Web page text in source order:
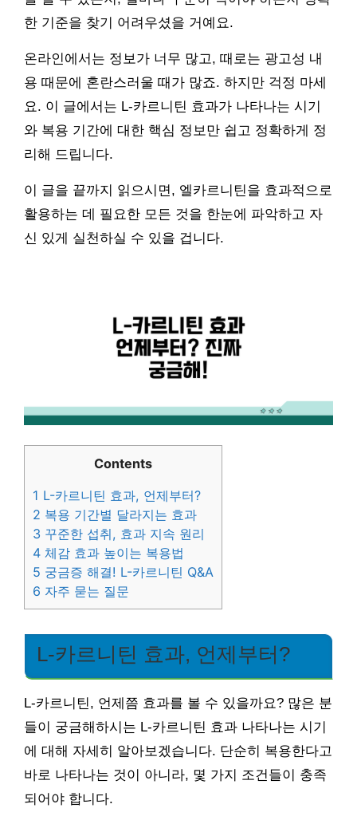
한 기준을 찾기 어려우셨을 거예요.
온라인에서는 정보가 너무 많고, 때로는 광고성 내
용 때문에 혼란스러울 때가 많죠. 하지만 걱정 마세
요. 이 글에서는 L-카르니틴 효과가 나타나는 시기
와 복용 기간에 대한 핵심 정보만 쉽고 정확하게 정
리해 드립니다.
이 글을 끝까지 읽으시면, 엘카르니틴을 효과적으로
활용하는 데 필요한 모든 것을 한눈에 파악하고 자
신 있게 실천하실 수 있을 겁니다.
Contents
1 L-카르니틴 효과, 언제부터?
2 복용 기간별 달라지는 효과
3 꾸준한 섭취, 효과 지속 원리
4 체감 효과 높이는 복용법
5 궁금증 해결! L-카르니틴 Q&A
6 자주 묻는 질문
L-카르니틴 효과, 언제부터?
L-카르니틴, 언제쯤 효과를 볼 수 있을까요? 많은 분
들이 궁금해하시는 L-카르니틴 효과 나타나는 시기
에 대해 자세히 알아보겠습니다. 단순히 복용한다고
바로 나타나는 것이 아니라, 몇 가지 조건들이 충족
되어야 합니다.